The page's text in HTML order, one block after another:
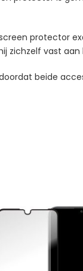
protector
zichzelf vast
beide